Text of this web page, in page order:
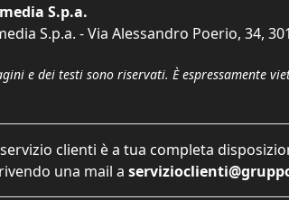
S.p.a.
S.p.a. - Via Alessandro Poerio, 34,
e dei testi sono riservati. È espressamente
clienti è a tua completa
una mail a